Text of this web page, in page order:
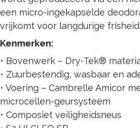
een micro-ingekapselde
vrijkomt voor langdurige frisheid.
Kenmerken:
• Bovenwerk – Dry-Tek®
• Zuurbestendig, wasbaar en
• Voering – Cambrelle Amicor
microcellen-geursysteem
• Composiet veiligheidsneus